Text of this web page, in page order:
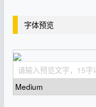
字体预览